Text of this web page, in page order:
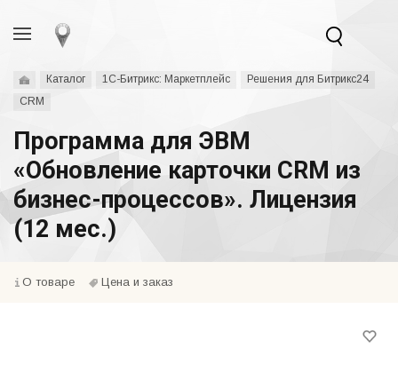
Каталог 1С-Битрикс: Маркетплейс
Решения для Битрикс24
CRM
Программа для ЭВМ
«Обновление карточки CRM из
бизнес-процессов». Лицензия
(12 мес.)
О товаре Цена и заказ